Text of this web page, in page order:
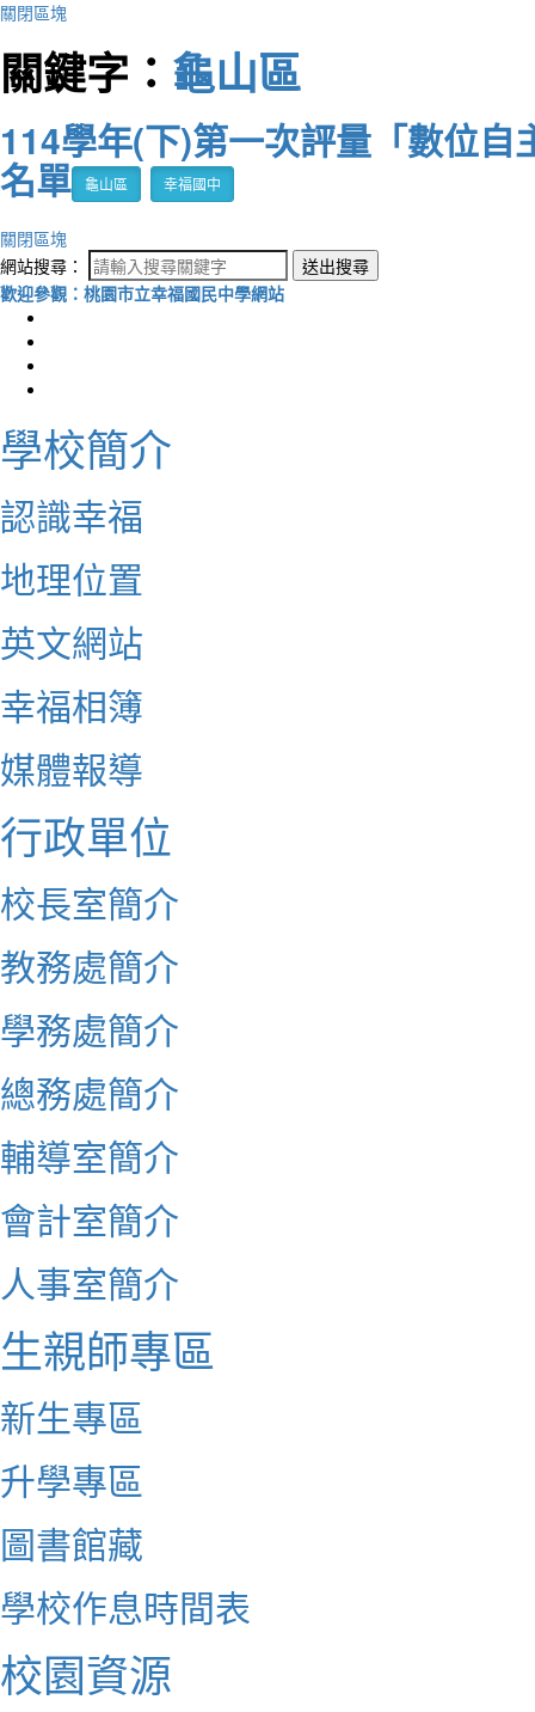
關閉區塊
關鍵字： 龜山區
114學年(下)第一次評量「數位自
名單 龜山區 幸福國中
關閉區塊
網站搜尋：
送出搜尋
歡迎參觀：桃園市立幸福國民中學網站
學校簡介
認識幸福
地理位置
英文網站
幸福相簿
媒體報導
行政單位
校長室簡介
教務處簡介
學務處簡介
總務處簡介
輔導室簡介
會計室簡介
人事室簡介
生親師專區
新生專區
升學專區
圖書館藏
學校作息時間表
校園資源